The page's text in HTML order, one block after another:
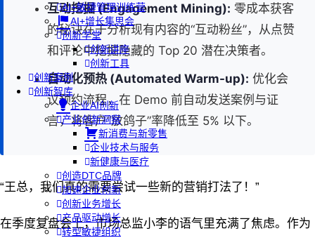
AI+敏捷管理训练营
AI+增长集思会
创新学堂
创新讲座
创新工具
创新案例
创新智库
企业AI创新
产业创新洞察
新消费与新零售
企业技术与服务
新健康与医疗
创造DTC品牌
加速企业创新
创新业务增长
产品驱动增长
转型敏捷组织
互动挖掘 (Engagement Mining): 零成本获客
的秘诀在于分析现有内容的“互动粉丝”，从点赞
和评论中挖掘隐藏的 Top 20 潜在决策者。
自动化预热 (Automated Warm-up): 优化会
议预约流程，在 Demo 前自动发送案例与证
言，将客户“放鸽子”率降低至 5% 以下。
“王总，我们真的需要尝试一些新的营销打法了！”
在季度复盘会上，市场总监小李的语气里充满了焦虑。作为